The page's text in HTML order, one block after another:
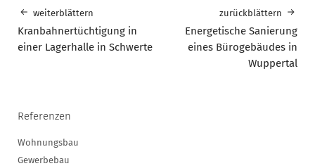
weiterblättern
Kranbahnertüchtigung in
einer Lagerhalle in Schwerte
zurückblättern
Energetische Sanierung
eines Bürogebäudes in
Wuppertal
Referenzen
Wohnungsbau
Gewerbebau